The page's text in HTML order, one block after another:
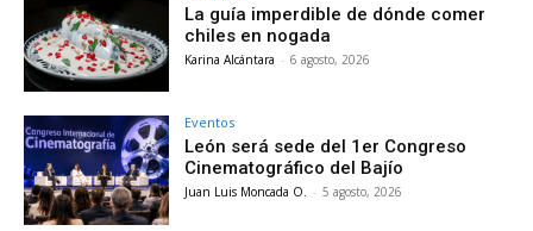
La guía imperdible de dónde comer
chiles en nogada
Karina Alcántara - 6 agosto, 2026
Eventos
León será sede del 1er Congreso
Cinematográfico del Bajío
Juan Luis Moncada O. - 5 agosto, 2026